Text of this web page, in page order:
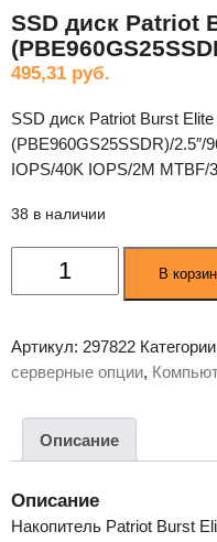
SSD диск Patriot
495,31 руб.
SSD диск Patriot Burst
(PBE960GS25SSDR)/2.5″/
IOPS/40K IOPS/2M MTBF/
38 в наличии
Количество
товара
Patriot
Burst
960GB
(PBE960GS25SSDR)
В
Артикул: 297822
серверные опции,
Описание
Описание
Накопитель Patriot Burst